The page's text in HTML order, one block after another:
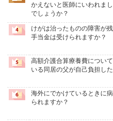
かえないと医師にいわれま
でしょうか？
けがは治ったものの障害が
手当金は受けられますか？
高額介護合算療養費につい
いる同居の父が自己負担し
海外にでかけているときに
られますか？